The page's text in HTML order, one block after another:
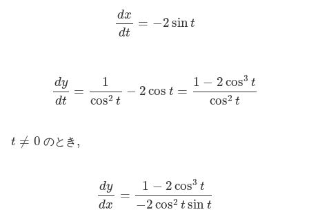
dx
dt
= −2sint
d
dy
dt
=
1
cos2 t
− 2 cos t =
1 − 2cos3 t
cos2 t
y cos cos 3 cos 2
t ≠ 0
t 0 のとき ,,
dy
dx
=
1 − 2cos3 t
−2cos2 tsin t
y −2 cos 2 cos